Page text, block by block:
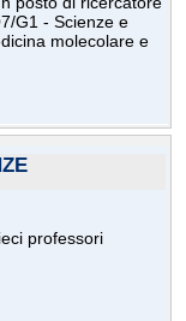
G1 - Scienze e
molecolare e
professori